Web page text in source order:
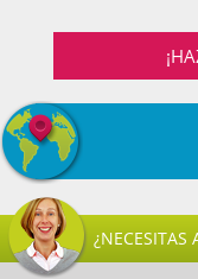
¿NECESITAS